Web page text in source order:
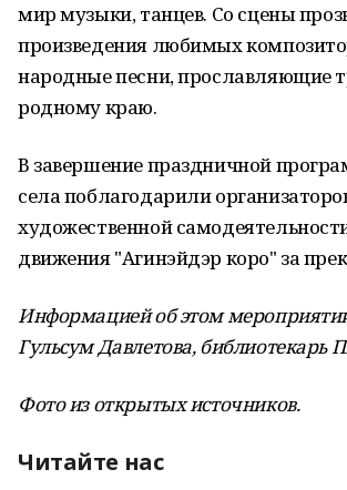
мир музыки, танцев. Со сцены
произведения любимых
народные песни, прославляющие
родному краю.
В завершение праздничной
села поблагодарили
художественной
движения "Агинэйдэр коро" за
Информацией об этом
Гульсум Давлетова, библиотекарь
Фото из открытых источников.
Читайте нас